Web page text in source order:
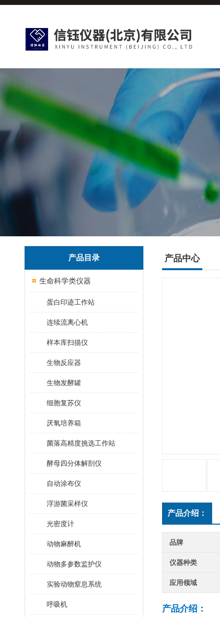
产品目录
生命科学类仪器
蛋白印迹工作站
连续流离心机
样本库扫描仪
生物反应器
生物发酵罐
细胞复苏仪
厌氧培养箱
菌落高精度挑选工作站
酵母四分体解剖仪
自动涂布仪
浮游菌采样仪
光密度计
动物麻醉机
动物多参数监护仪
实验动物窒息系统
呼吸机
产品中心
产品介绍：
品牌
仪器种类
应用领域
产品介绍：